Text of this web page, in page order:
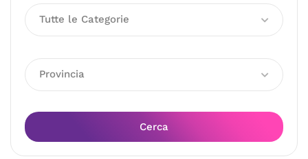
Tutte le Categorie
Provincia
Cerca